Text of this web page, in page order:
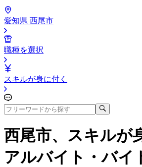
愛知県 西尾市
職種を選択
スキルが身に付く
西尾市、スキルが
アルバイト・バイ